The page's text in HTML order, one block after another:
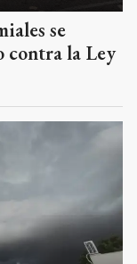
se
contra la Ley